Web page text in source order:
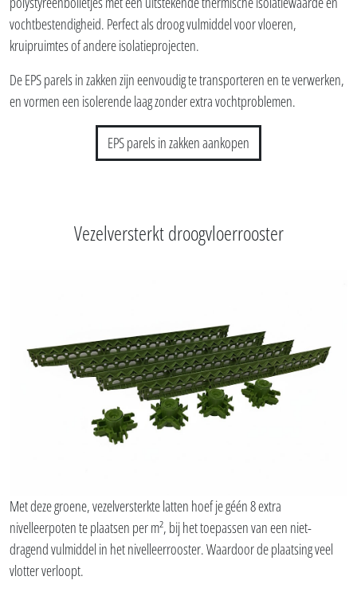
Gerecycleerde grafiet EPS isolatieparels zijn lichte, geëxpandeerde
De EPS parels in zakken zijn eenvoudig te transporteren en te verwerken,
en vormen een isolerende laag zonder extra vochtproblemen.
EPS parels in zakken aankopen
Vezelversterkt droogvloerrooster